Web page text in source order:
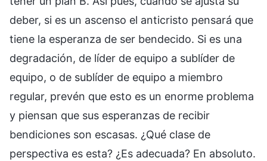
deber, si es un ascenso el anticristo pensará que
tiene la esperanza de ser bendecido. Si es una
degradación, de líder de equipo a sublíder de
equipo, o de sublíder de equipo a miembro
regular, prevén que esto es un enorme problema
y piensan que sus esperanzas de recibir
bendiciones son escasas. ¿Qué clase de
perspectiva es esta? ¿Es adecuada? En absoluto.